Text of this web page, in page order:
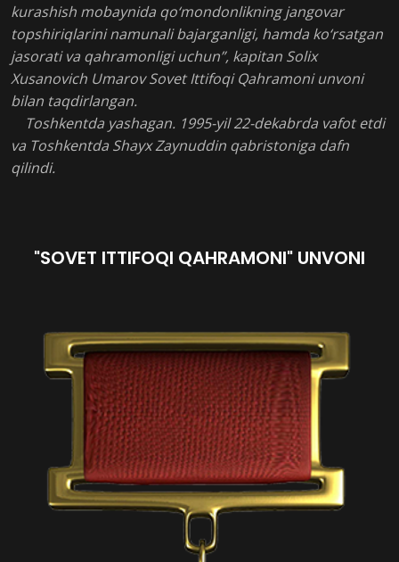
kurashish mobaynida qo‘mondonlikning jangovar
topshiriqlarini namunali bajarganligi, hamda ko‘rsatgan
jasorati va qahramonligi uchun”, kapitan Solix
Xusanovich Umarov Sovet Ittifoqi Qahramoni unvoni
bilan taqdirlangan.
Toshkentda yashagan. 1995-yil 22-dekabrda vafot etdi
va Toshkentda Shayx Zaynuddin qabristoniga dafn
qilindi.
"SOVET ITTIFOQI QAHRAMONI" UNVONI